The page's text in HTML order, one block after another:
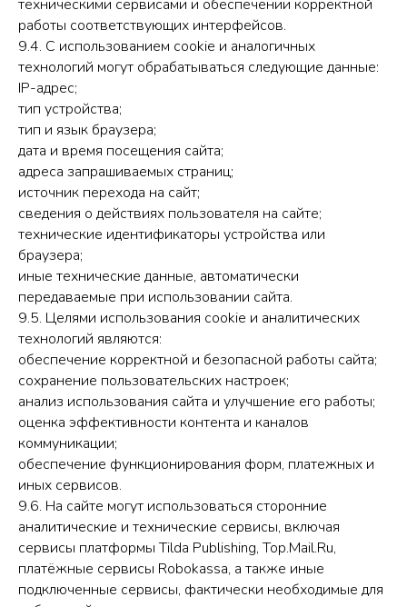
техническими сервисами и обеспечении корректной
работы соответствующих интерфейсов.
9.4. С использованием cookie и аналогичных
технологий могут обрабатываться следующие данные:
IP-адрес;
тип устройства;
тип и язык браузера;
дата и время посещения сайта;
адреса запрашиваемых страниц;
источник перехода на сайт;
сведения о действиях пользователя на сайте;
технические идентификаторы устройства или
браузера;
иные технические данные, автоматически
передаваемые при использовании сайта.
9.5. Целями использования cookie и аналитических
технологий являются:
обеспечение корректной и безопасной работы сайта;
сохранение пользовательских настроек;
анализ использования сайта и улучшение его работы;
оценка эффективности контента и каналов
коммуникации;
обеспечение функционирования форм, платежных и
иных сервисов.
9.6. На сайте могут использоваться сторонние
аналитические и технические сервисы, включая
сервисы платформы Tilda Publishing, Top.Mail.Ru,
платёжные сервисы Robokassa, а также иные
подключенные сервисы, фактически необходимые для